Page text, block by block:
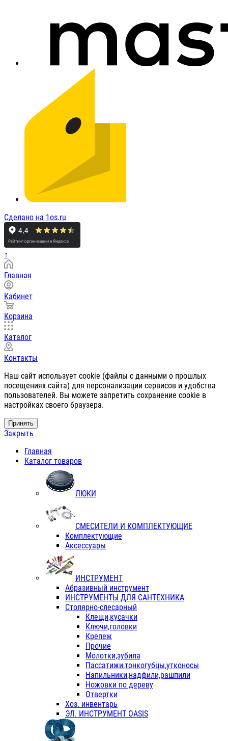
Сделано на 1os.ru
↑
Главная
Кабинет
Корзина
Каталог
Контакты
Наш сайт использует cookie (файлы с данными о прошлых
посещениях сайта) для персонализации сервисов и удобства
пользователей. Вы можете запретить сохранение cookie в
настройках своего браузера.
Принять
Закрыть
Главная
Каталог товаров
ЛЮКИ
СМЕСИТЕЛИ И КОМПЛЕКТУЮЩИЕ
Комплектующие
Аксессуары
ИНСТРУМЕНТ
Абразивный инструмент
ИНСТРУМЕНТЫ ДЛЯ САНТЕХНИКА
Столярно-слесарный
Клещи,кусачки
Ключи,головки
Крепеж
Прочие
Молотки,зубила
Пассатижи,тонкогубцы,утконосы
Напильники,надфили,рашпили
Ножовки по дереву
Отвертки
Хоз. инвентарь
ЭЛ. ИНСТРУМЕНТ OASIS